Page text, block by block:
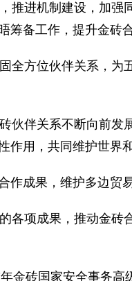
进机制建设，加强
备工作，提升金砖
方位伙伴关系，为
伴关系不断向前发
用，共同维护世界和
果，维护多边贸
项成果，推动金砖
砖国家安全事务高